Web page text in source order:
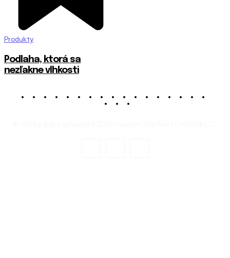
Produkty
Podlaha, ktorá sa
nezľakne vlhkosti